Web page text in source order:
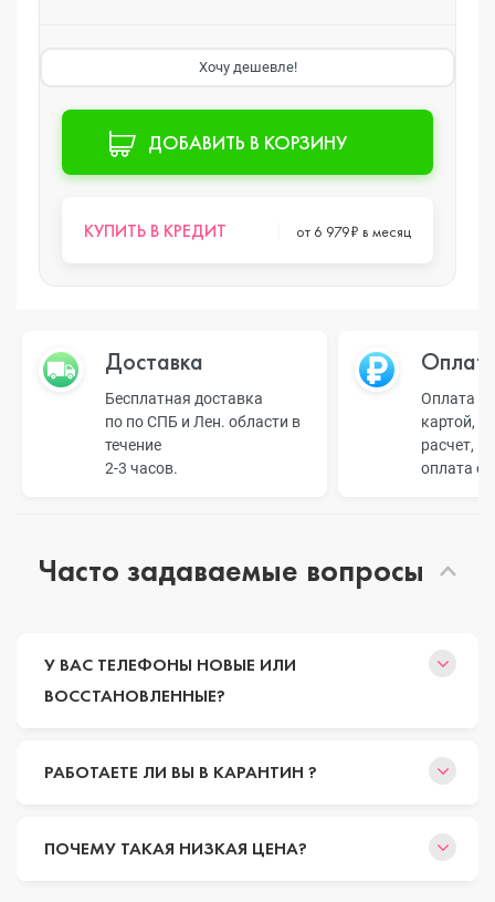
Хочу дешевле!
ДОБАВИТЬ В КОРЗИНУ
КУПИТЬ В КРЕДИТ от 6 979₽ в месяц
Доставка
Бесплатная доставка
по по СПБ и Лен. области в
течение
2-3 часов.
Оплата
картой,
расчет,
оплата
Часто задаваемые вопросы
У ВАС ТЕЛЕФОНЫ НОВЫЕ ИЛИ
ВОССТАНОВЛЕННЫЕ?
РАБОТАЕТЕ ЛИ ВЫ В КАРАНТИН ?
ПОЧЕМУ ТАКАЯ НИЗКАЯ ЦЕНА?